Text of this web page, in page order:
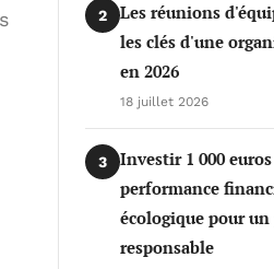
2
Les réunions
les clés d'une
en 2026
18 juillet 2026
3
Investir 1 000
performance
écologique pour
responsable